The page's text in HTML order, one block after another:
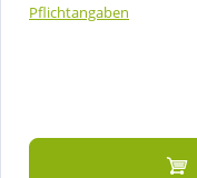
Pflichtangaben